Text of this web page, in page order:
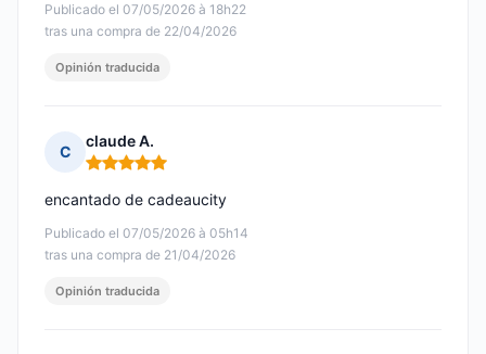
Publicado el 07/05/2026 à 18h22
tras una compra de 22/04/2026
Opinión traducida
C
claude A.
Nota: 5 de 5
Publicado el 07/05/2026 à 05h14
tras una compra de 21/04/2026
encantado de cadeaucity
Opinión traducida